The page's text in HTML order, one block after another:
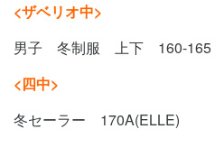
<ザベリオ中>
男子 冬制服 上下 160-165
<四中>
冬セーラー 170A(ELLE)